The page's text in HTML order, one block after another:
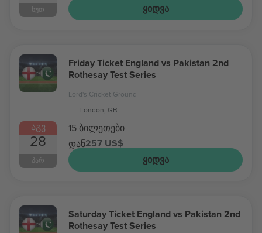
ᲮᲣᲗ
ᲧᲘᲓᲕᲐ
ᲐᲒᲕ
28
ᲞᲐᲠ
Friday Ticket England vs Pakistan 2nd
Rothesay Test Series
Lord's Cricket Ground
London, GB
15 ბილეთები
დან257 US$
ᲧᲘᲓᲕᲐ
Saturday Ticket England vs Pakistan 2nd
Rothesay Test Series